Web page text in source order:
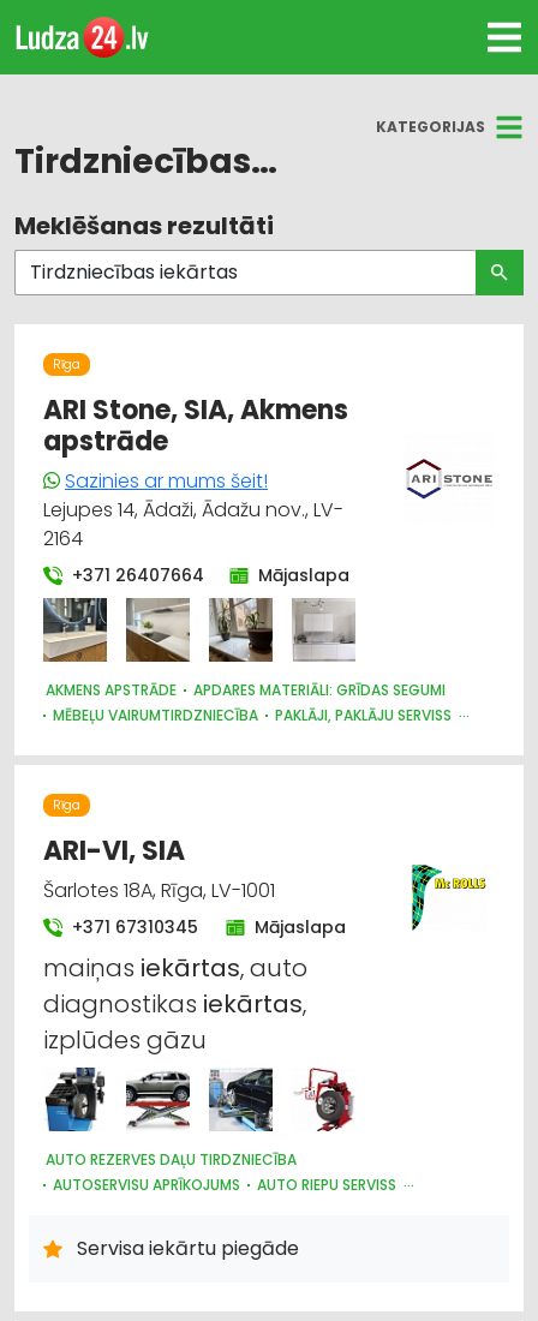
KATEGORIJAS
Tirdzniecības iekārtas
Visas nozares
Mēbeļu tirdzniecība
Dārza tehnika un inventārs
Instrumentu un darbarīku tirdzniecība
Iekraušanas un izkraušanas tehnika
Celtniecības un remonta darbi
Būvmateriālu, būvkonstrukciju tirdzniecība
Internetveikali, e-komercija
Apdares materiāli: tirdzniecība
Meklēšanas rezultāti
Rīga
ARI Stone, SIA, Akmens
apstrāde
Sazinies ar mums šeit!
Lejupes 14, Ādaži, Ādažu nov., LV-
2164
+371 26407664 Mājaslapa
AKMENS APSTRĀDE
APDARES MATERIĀLI: GRĪDAS SEGUMI
MĒBEĻU VAIRUMTIRDZNIECĪBA
PAKLĀJI, PAKLĀJU SERVISS
DIZAINS UN INTERJERS; PRIEKŠMETI UN PAKALPOJUMI
MĒBEĻU TIRDZNIECĪBA
KRĀSNIS UN KAMĪNI
Rīga
ARI-VI, SIA
Šarlotes 18A, Rīga, LV-1001
+371 67310345 Mājaslapa
maiņas iekārtas, auto
diagnostikas iekārtas,
izplūdes gāzu
AUTO REZERVES DAĻU TIRDZNIECĪBA
AUTOSERVISU APRĪKOJUMS
AUTO RIEPU SERVISS
Servisa iekārtu piegāde